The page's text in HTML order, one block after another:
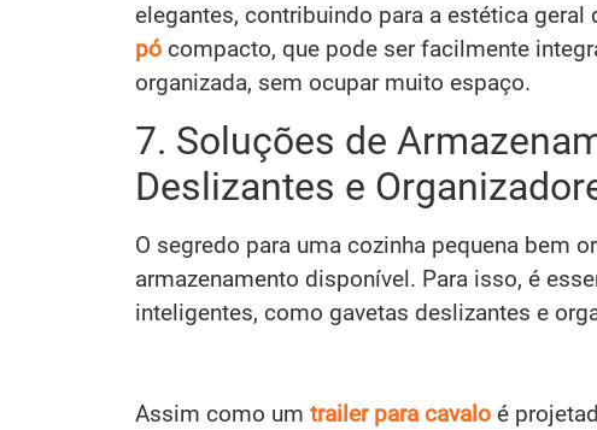
elegantes, contribuindo para a estética geral
pó compacto, que pode ser facilmente
organizada, sem ocupar muito espaço.
7. Soluções de
Deslizantes e
O segredo para uma cozinha pequena bem
armazenamento disponível. Para isso, é
inteligentes, como gavetas deslizantes e
Assim como um trailer para cavalo é